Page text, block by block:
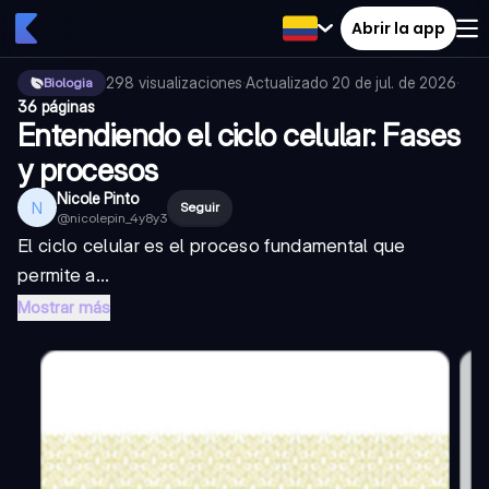
Abrir la app
Biologia 298 visualizaciones·Actualizado 20 de jul. de 2026·
36 páginas
Entendiendo el ciclo celular: Fases
y procesos
N Nicole Pinto
@nicolepin_4y8y3
Seguir
El ciclo celular es el proceso fundamental que
permite a...
Mostrar más